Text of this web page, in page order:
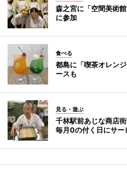
森之宮に「空間美術
に参加
食べる
都島に「喫茶オレン
ースも
見る・遊ぶ
千林駅前あじな商店
毎月0の付く日にサー